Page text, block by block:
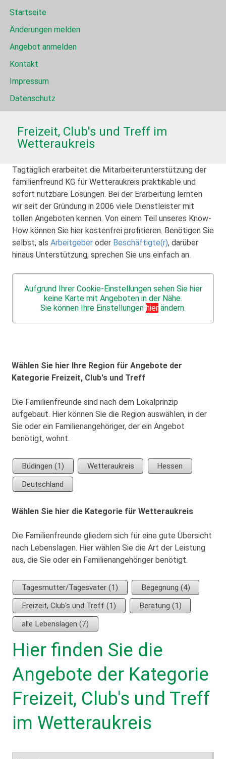
Startseite
Änderungen melden
Angebot anmelden
Kontakt
Impressum
Datenschutz
Freizeit, Club's und Treff im
Wetteraukreis
Tagtäglich erarbeitet die Mitarbeiterunterstützung der
familienfreund KG für Wetteraukreis praktikable und
sofort nutzbare Lösungen. Bei der Erarbeitung lernten
wir seit der Gründung in 2006 viele Dienstleister mit
tollen Angeboten kennen. Von einem Teil unseres Know-
How können Sie hier kostenfrei profitieren. Benötigen Sie
selbst, als Arbeitgeber oder Beschäftigte(r), darüber
hinaus Unterstützung, sprechen Sie uns einfach an.
Aufgrund Ihrer Cookie-Einstellungen sehen Sie hier
keine Karte mit Angeboten in der Nähe.
Sie können Ihre Einstellungen hier ändern.
Wählen Sie hier Ihre Region für Angebote der
Kategorie Freizeit, Club's und Treff
Die Familienfreunde sind nach dem Lokalprinzip
aufgebaut. Hier können Sie die Region auswählen, in der
Sie oder ein Familienangehöriger, der ein Angebot
benötigt, wohnt.
Büdingen (1) Wetteraukreis Hessen
Deutschland
Wählen Sie hier die Kategorie für Wetteraukreis
Die Familienfreunde gliedern sich für eine gute Übersicht
nach Lebenslagen. Hier wählen Sie die Art der Leistung
aus, die Sie oder ein Familienangehöriger benötigt.
Tagesmutter/Tagesvater (1) Begegnung (4)
Freizeit, Club's und Treff (1) Beratung (1)
alle Lebenslagen (7)
Hier finden Sie die
Angebote der Kategorie
Freizeit, Club's und Treff
im Wetteraukreis